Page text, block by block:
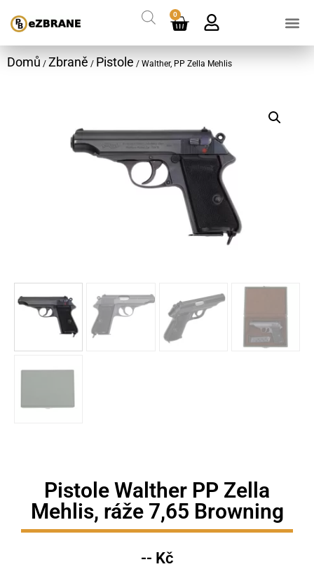
0
Domů / Zbraně / Pistole / Walther, PP Zella Mehlis
Pistole Walther PP Zella
Mehlis, ráže 7,65 Browning
-- Kč